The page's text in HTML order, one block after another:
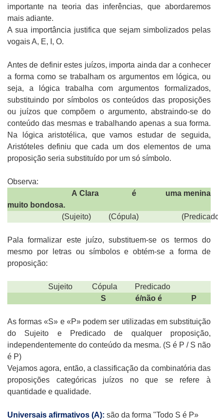
importante na teoria das inferências, que abordaremos
mais adiante.
A sua importância justifica que sejam simbolizados pelas
vogais A, E, I, O.
Antes de definir estes juízos, importa ainda dar a conhecer
a forma como se trabalham os argumentos em lógica, ou
seja, a lógica trabalha com argumentos formalizados,
substituindo por símbolos os conteúdos das proposições
ou juízos que compõem o argumento, abstraindo-se do
conteúdo das mesmas e trabalhando apenas a sua forma.
Na lógica aristotélica, que vamos estudar de seguida,
Aristóteles definiu que cada um dos elementos de uma
proposição seria substituído por um só símbolo.
Observa:
A Clara
é
uma menina
muito bondosa.
(Sujeito)
(Cópula)
Pala formalizar este juízo, substituem-se os termos do
mesmo por letras ou símbolos e obtém-se a forma de
proposição:
Sujeito Cópula
Predicado
S
é/não é P
As formas «S» e «P» podem ser utilizadas em substituição
do Sujeito e Predicado de qualquer proposição,
independentemente do conteúdo da mesma. (S é P / S não
é P)
Vejamos agora, então, a classificação da combinatória das
proposições categóricas juízos no que se refere à
quantidade e qualidade.
Universais afirmativos (A): são da forma "Todo S é P»